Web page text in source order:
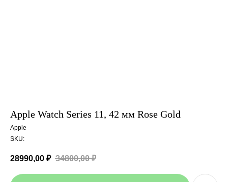
Apple Watch Series 11, 42 мм Rose Gold
Apple
SKU:
28990,00 ₽ 34800,00 ₽